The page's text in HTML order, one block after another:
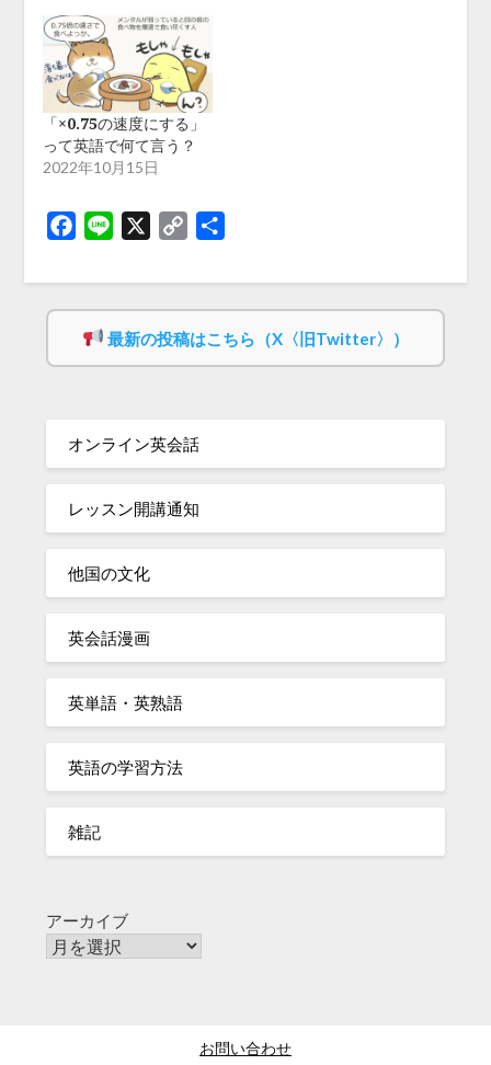
「×0.75の速度にする」
って英語で何て言う？
2022年10月15日
Facebook
Line
Copy
最新の投稿はこちら（X〈旧Twitter〉）
オンライン英会話
レッスン開講通知
他国の文化
英会話漫画
英単語・英熟語
英語の学習方法
雑記
アーカイブ
お問い合わせ